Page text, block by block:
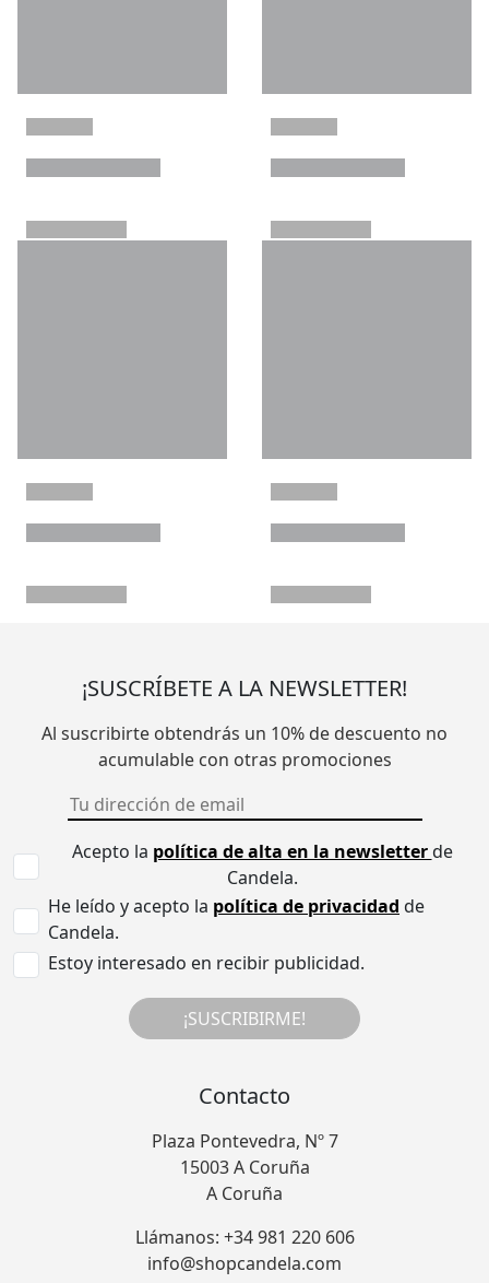
¡SUSCRÍBETE A LA NEWSLETTER!
Al suscribirte obtendrás un 10% de descuento no
acumulable con otras promociones
Acepto la política de alta en la newsletterde
Candela.
He leído y acepto la política de privacidad de
Candela.
Estoy interesado en recibir publicidad.
¡SUSCRIBIRME!
Contacto
Plaza Pontevedra, Nº 7
15003 A Coruña
A Coruña
Llámanos: +34 981 220 606
info@shopcandela.com